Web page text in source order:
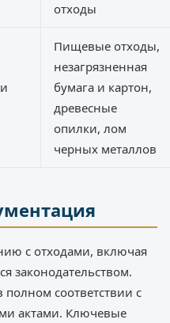
отходы
Пищевые отходы,
незагрязненная
бумага и картон,
древесные
опилки, лом
черных металлов
с отходами, включая
законодательством.
соответствии с
актами. Ключевые